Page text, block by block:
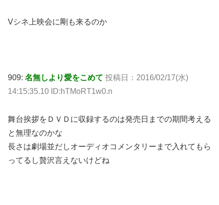
Vシネ上映会に剛も来るのか
909: 名無しより愛をこめて 投稿日：2016/02/17(水)
14:15:35.10 ID:hTMoRT1w0.n
舞台挨拶をＤＶＤに収録するのは発売日までの期間考える
と無理なのかな
長さは劇場並だしオーディオコメンタリーまで入れてもら
ってるし贅沢言えないけどね